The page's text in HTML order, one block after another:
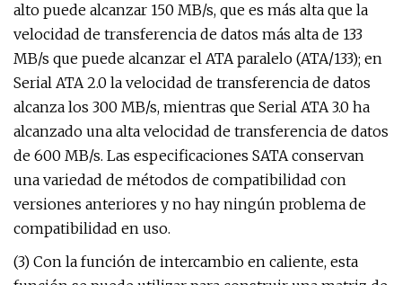
alto puede alcanzar 150 MB/s, que es más alta que la
velocidad de transferencia de datos más alta de 133
MB/s que puede alcanzar el ATA paralelo (ATA/133); en
Serial ATA 2.0 la velocidad de transferencia de datos
alcanza los 300 MB/s, mientras que Serial ATA 3.0 ha
alcanzado una alta velocidad de transferencia de datos
de 600 MB/s. Las especificaciones SATA conservan
una variedad de métodos de compatibilidad con
versiones anteriores y no hay ningún problema de
compatibilidad en uso.
(3) Con la función de intercambio en caliente, esta